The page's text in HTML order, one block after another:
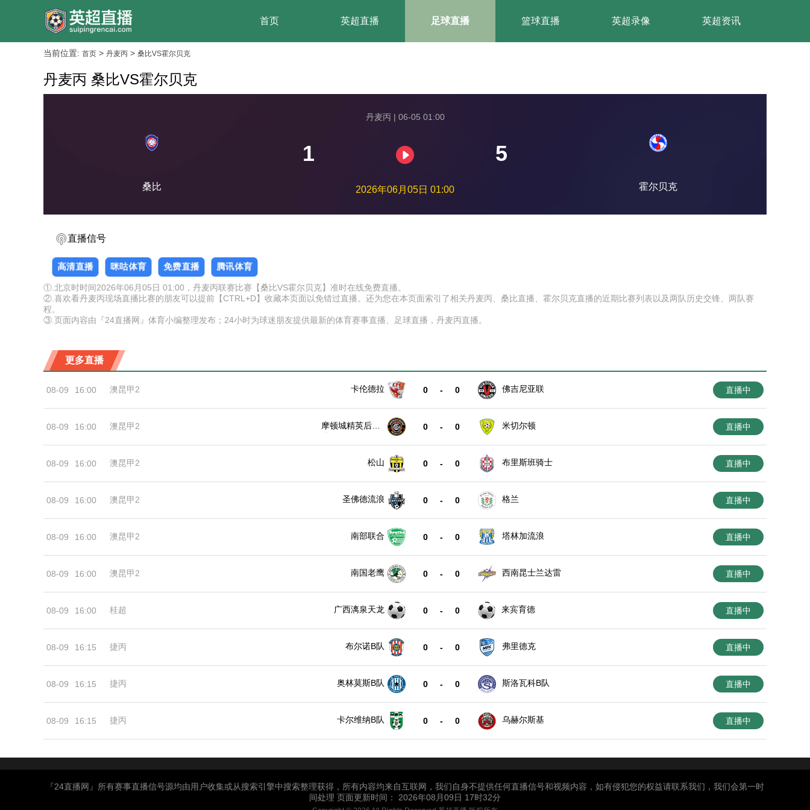
首页 英超直播 足球直播 篮球直播 英超录像 英超资讯
当前位置: 首页 > 丹麦丙 > 桑比VS霍尔贝克
丹麦丙 桑比VS霍尔贝克
桑比
丹麦丙 | 06-05 01:00
1 5
2026年06月05日 01:00 霍尔贝克
直播信号
高清直播 咪咕体育 免费直播 腾讯体育
①.北京时时间2026年06月05日 01:00，丹麦丙联赛比赛【桑比VS霍尔贝克】准时在线免费直播。
②.喜欢看丹麦丙现场直播比赛的朋友可以提前【CTRL+D】收藏本页面以免错过直播。还为您在本页面索引了相关丹麦丙、桑比直播、霍尔贝克直播的近期比赛列表以及两队历史交锋、两队赛
程。
③.页面内容由『24直播网』体育小编整理发布；24小时为球迷朋友提供最新的体育赛事直播、足球直播，丹麦丙直播。
更多直播
08-09 16:00 澳昆甲2 卡伦德拉 0 - 0 佛吉尼亚联 直播中
08-09 16:00 澳昆甲2
摩顿城精英后备
0 - 0 米切尔顿 直播中
08-09 16:00 澳昆甲2 松山 0 - 0 布里斯班骑士 直播中
08-09 16:00 澳昆甲2 圣佛德流浪 0 - 0 格兰 直播中
08-09 16:00 澳昆甲2 南部联合 0 - 0 塔林加流浪 直播中
08-09 16:00 澳昆甲2 南国老鹰 0 - 0 西南昆士兰达雷 直播中
08-09 16:00 桂超 广西漓泉天龙 0 - 0 来宾育德 直播中
08-09 16:15 捷丙 布尔诺B队 0 - 0 弗里德克 直播中
08-09 16:15 捷丙 奥林莫斯B队 0 - 0 斯洛瓦科B队 直播中
08-09 16:15 捷丙 卡尔维纳B队 0 - 0 乌赫尔斯基 直播中
『24直播网』所有赛事直播信号源均由用户收集或从搜索引擎中搜索整理获得，所有内容均来自互联网，我们自身不提供任何直播信号和视频内容，如有侵犯您的权益请联系我们，我们会第一时
间处理 页面更新时间： 2026年08月09日 17时32分